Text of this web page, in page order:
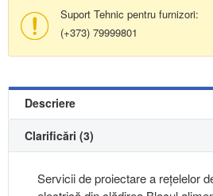
Suport Tehnic pentru furnizori:
(+373) 79999801
Descriere
Clarificări (3)
Servicii de proiectare a rețelelor